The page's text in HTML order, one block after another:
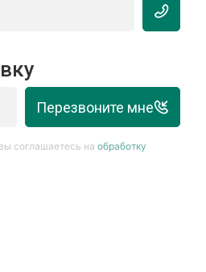
Перезвоните мне
соглашаетесь наобработку